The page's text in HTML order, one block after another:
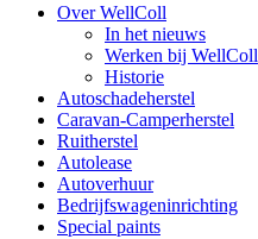
Over WellColl
In het nieuws
Werken bij WellColl
Historie
Autoschadeherstel
Caravan-Camperherstel
Ruitherstel
Autolease
Autoverhuur
Bedrijfswageninrichting
Special paints